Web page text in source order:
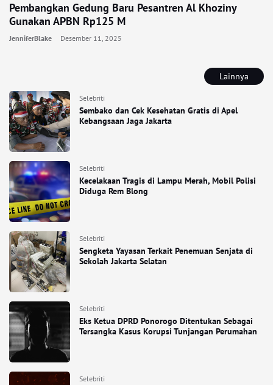
Lainnya
Selebriti
Sembako dan Cek Kesehatan Gratis di Apel
Kebangsaan Jaga Jakarta
Selebriti
Kecelakaan Tragis di Lampu Merah, Mobil Polisi
Diduga Rem Blong
Selebriti
Sengketa Yayasan Terkait Penemuan Senjata di
Sekolah Jakarta Selatan
Selebriti
Eks Ketua DPRD Ponorogo Ditentukan Sebagai
Tersangka Kasus Korupsi Tunjangan Perumahan
Selebriti
Pembangkan Gedung Baru Pesantren Al Khoziny
Gunakan APBN Rp125 M
JenniferBlake Desember 11, 2025